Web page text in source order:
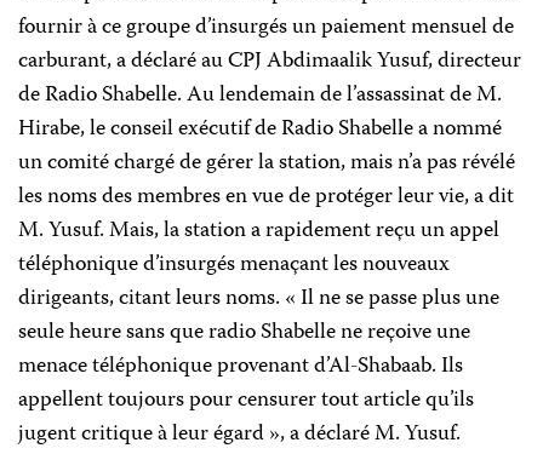
fournir à ce groupe d’insurgés un paiement mensuel de
carburant, a déclaré au CPJ Abdimaalik Yusuf, directeur
de Radio Shabelle. Au lendemain de l’assassinat de M.
Hirabe, le conseil exécutif de Radio Shabelle a nommé
un comité chargé de gérer la station, mais n’a pas révélé
les noms des membres en vue de protéger leur vie, a dit
M. Yusuf. Mais, la station a rapidement reçu un appel
téléphonique d’insurgés menaçant les nouveaux
dirigeants, citant leurs noms. « Il ne se passe plus une
seule heure sans que radio Shabelle ne reçoive une
menace téléphonique provenant d’Al-Shabaab. Ils
appellent toujours pour censurer tout article qu’ils
jugent critique à leur égard », a déclaré M. Yusuf.